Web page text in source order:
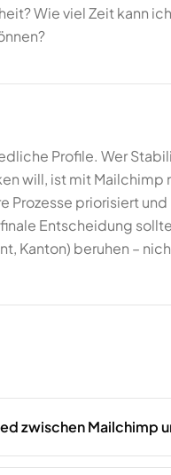
Wie viel Zeit kann
Profile. Wer
will, ist mit
priorisiert
Entscheidung
Kanton) beruhen –
zwischen Mailchimp